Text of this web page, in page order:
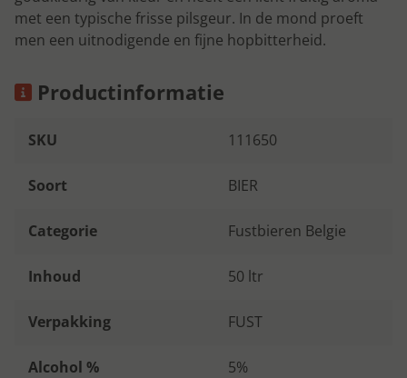
met een typische frisse pilsgeur. In de mond proeft
men een uitnodigende en fijne hopbitterheid.
Productinformatie
SKU 111650
Soort BIER
Categorie Fustbieren Belgie
Inhoud 50 ltr
Verpakking FUST
Alcohol % 5%